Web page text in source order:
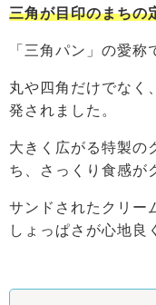
三角が目印のまちの
「三角パン」の愛称
丸や四角だけでなく
発されました。
大きく広がる特製の
ち、さっくり食感が
サンドされたクリー
しょっぱさが心地良